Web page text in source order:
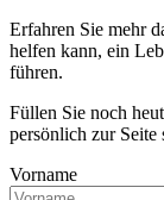
Erfahren Sie mehr
helfen kann, ein
führen.
Füllen Sie noch
persönlich zur Seite
Vorname